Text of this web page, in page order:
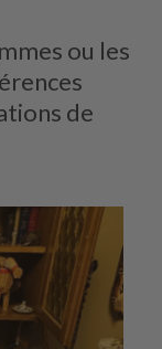
ou les
de